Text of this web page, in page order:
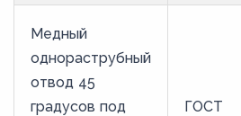
Медный
однораструбный
отвод 45
градусов под
ГОСТ